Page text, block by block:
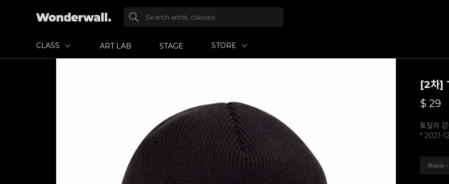
CLASS ART LAB STAGE STORE
[2차]
$ 29
토일의
* 2021-
Black -